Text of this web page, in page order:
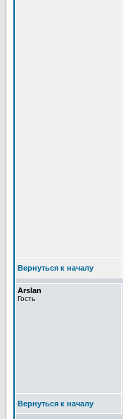
Вернуться к началу
Arslan
Гость
Вернуться к началу